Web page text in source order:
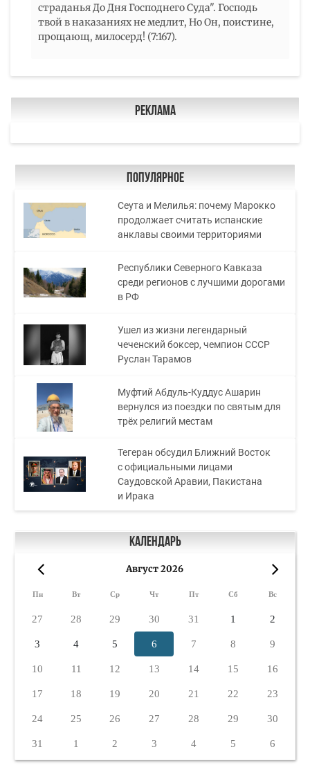
страданья До Дня Господнего Суда". Господь
твой в наказаниях не медлит, Но Он, поистине,
прощающ, милосерд! (7:167).
Реклама
Популярное
Сеута и Мелилья: почему Марокко
продолжает считать испанские
анклавы своими территориями
Республики Северного Кавказа
среди регионов с лучшими дорогами
в РФ
Ушел из жизни легендарный
чеченский боксер, чемпион СССР
Руслан Тарамов
Муфтий Абдуль-Куддус Ашарин
вернулся из поездки по святым для
трёх религий местам
Тегеран обсудил Ближний Восток
с официальными лицами
Саудовской Аравии, Пакистана
и Ирака
Календарь
Август 2026
Пн Вт Ср Чт Пт Сб Вс
27 28 29 30 31 1 2
3 4 5 6 7 8 9
10 11 12 13 14 15 16
17 18 19 20 21 22 23
24 25 26 27 28 29 30
31 1 2 3 4 5 6